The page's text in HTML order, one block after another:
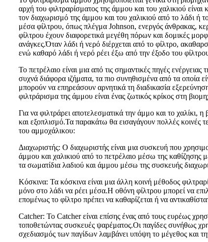
αρχή του φιλτραρίσματος της άμμου και του χαλικιού
τον διαχωρισμό της άμμου και του χαλικιού από το λάδι ή
μέσα φίλτρου, όπως πλέγμα Johnson, ενεργός άνθρακας,
φίλτρου έχουν διαφορετικά μεγέθη πόρων και δομικές
ανάγκες.Όταν λάδι ή νερό διέρχεται από το φίλτρο,
ενώ καθαρό λάδι ή νερό ρέει έξω από την έξοδο του
Το πετρέλαιο είναι μια από τις σημαντικές πηγές
συχνά διάφορα ιζήματα, τα πιο συνηθισμένα από τα οποία
μπορούν να επηρεάσουν αρνητικά τη διαδικασία
φιλτράρισμα της άμμου είναι ένας ζωτικός κρίκος στη
Για να φιλτράρει αποτελεσματικά την άμμο και το χαλίκι,
και εξοπλισμό.Τα παρακάτω θα εισαγάγουν πολλές κοινές
του αμμοχάλικου:
Διαχωριστής: Ο διαχωριστής είναι μια συσκευή που
άμμου και χαλικιού από το πετρέλαιο μέσω της καθίζησης
τα σωματίδια λαδιού και άμμου μέσω της συσκευής
Κόσκινα: Τα κόσκινα είναι μια άλλη κοινή μέθοδος
μόνο στο λάδι να ρέει μέσα.Η οθόνη φίλτρου μπορεί να
επομένως το φίλτρο πρέπει να καθαρίζεται ή να
Catcher: Το Catcher είναι επίσης ένας από τους ευρέως
τοποθετώντας συσκευές ψαρέματος.Οι παγίδες συνήθως
σχεδιασμός των παγίδων λαμβάνει υπόψη το μέγεθος και